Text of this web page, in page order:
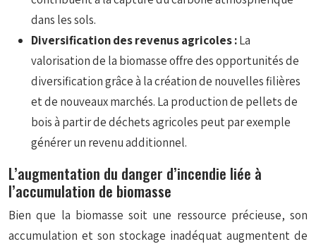
dans les sols.
Diversification des revenus agricoles :La
valorisation de la biomasse offre des opportunités de
diversification grâce à la création de nouvelles filières
et de nouveaux marchés. La production de pellets de
bois à partir de déchets agricoles peut par exemple
générer un revenu additionnel.
L’augmentation du danger d’incendie liée à
l’accumulation de biomasse
Bien que la biomasse soit une ressource précieuse, son
accumulation et son stockage inadéquat augmentent de